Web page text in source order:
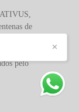
de
de
que
pelo
✕